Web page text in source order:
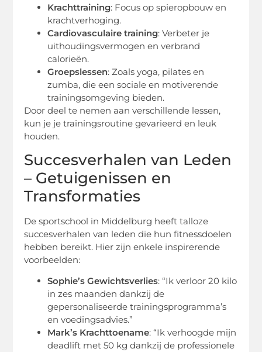
Krachttraining: Focus op spieropbouw en
krachtverhoging.
Cardiovasculaire training: Verbeter je
uithoudingsvermogen en verbrand
calorieën.
Groepslessen: Zoals yoga, pilates en
zumba, die een sociale en motiverende
trainingsomgeving bieden.
Door deel te nemen aan verschillende lessen,
kun je je trainingsroutine gevarieerd en leuk
houden.
Succesverhalen van Leden
– Getuigenissen en
Transformaties
De sportschool in Middelburg heeft talloze
succesverhalen van leden die hun fitnessdoelen
hebben bereikt. Hier zijn enkele inspirerende
voorbeelden:
Sophie’s Gewichtsverlies: “Ik verloor 20 kilo
in zes maanden dankzij de
gepersonaliseerde trainingsprogramma’s
en voedingsadvies.”
Mark’s Krachttoename: “Ik verhoogde mijn
deadlift met 50 kg dankzij de professionele